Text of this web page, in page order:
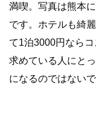
満喫。写真は熊本
です。ホテルも綺
て1泊3000円なら
求めている人にと
になるのではないで